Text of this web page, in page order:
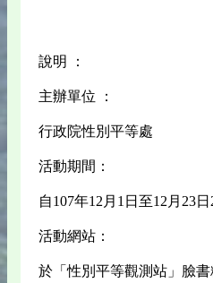
說明 ：
主辦單位 ：
行政院性別平等處
活動期間：
自107年12月1日至12月23日
活動網站：
於「性別平等觀測站」臉